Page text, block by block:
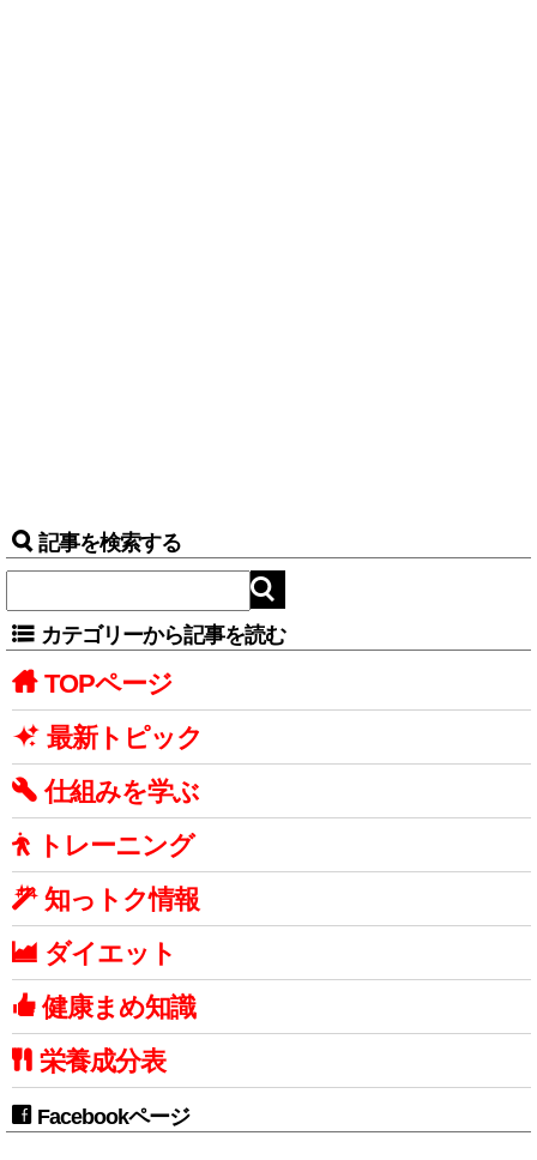
記事を検索する
カテゴリーから記事を読む
TOPページ
最新トピック
仕組みを学ぶ
トレーニング
知っトク情報
ダイエット
健康まめ知識
栄養成分表
Facebookページ